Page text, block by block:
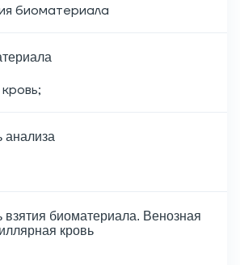
биоматериала
анализа
взятия биоматериала. Венозная
кровь